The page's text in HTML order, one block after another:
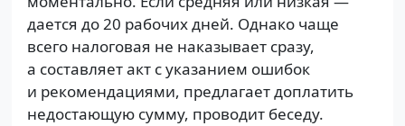
дается до 20 рабочих дней. Однако чаще
всего налоговая не наказывает сразу,
а составляет акт с указанием ошибок
и рекомендациями, предлагает доплатить
недостающую сумму, проводит беседу.